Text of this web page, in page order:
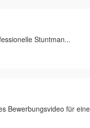
Stuntman...
Bewerbungsvideo für